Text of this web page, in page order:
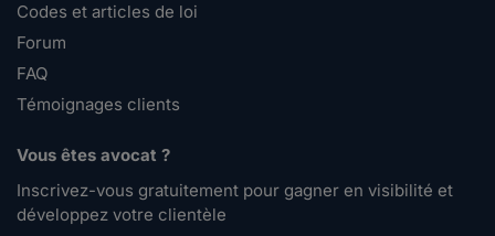
Codes et articles de loi
Forum
FAQ
Témoignages clients
Vous êtes avocat ?
Inscrivez-vous gratuitement pour gagner en visibilité et
développez votre clientèle